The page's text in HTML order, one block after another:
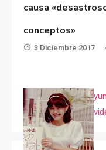
causa
conceptos»
3 Diciembre 2017